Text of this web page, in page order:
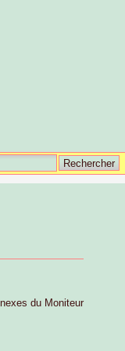
du Moniteur